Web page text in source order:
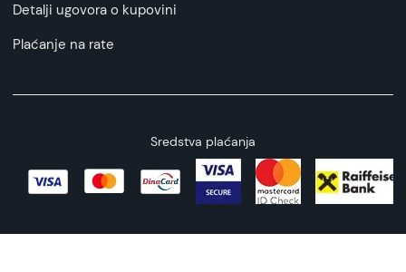
Detalji ugovora o kupovini
Plaćanje na rate
Sredstva plaćanja